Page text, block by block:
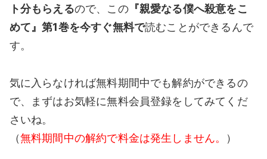
ト分もらえるので、この『親愛なる僕へ殺意をこ
めて』第1巻を今すぐ無料で読むことができるんで
す。
気に入らなければ無料期間中でも解約ができるの
で、まずはお気軽に無料会員登録をしてみてくだ
さいね。
（無料期間中の解約で料金は発生しません。 ）